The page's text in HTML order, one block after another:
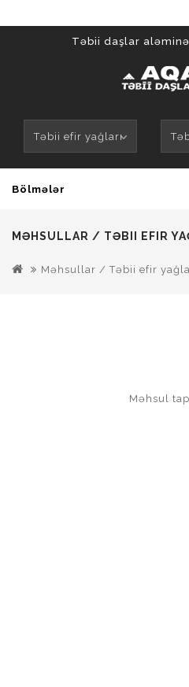
Təbii daşlar
Təbii efir yağları
Bölmələr
MƏHSULLAR / TƏBII EFIR
Məhsullar / Təbii efir
Məhsul